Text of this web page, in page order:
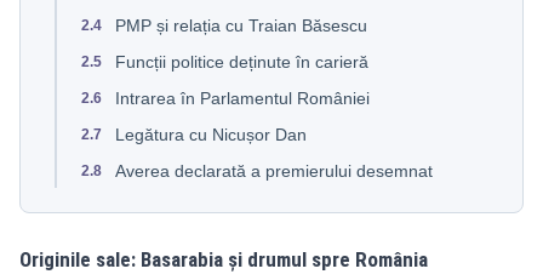
2.4 PMP și relația cu Traian Băsescu
2.5 Funcții politice deținute în carieră
2.6 Intrarea în Parlamentul României
2.7 Legătura cu Nicușor Dan
2.8 Averea declarată a premierului desemnat
Originile sale: Basarabia și drumul spre România